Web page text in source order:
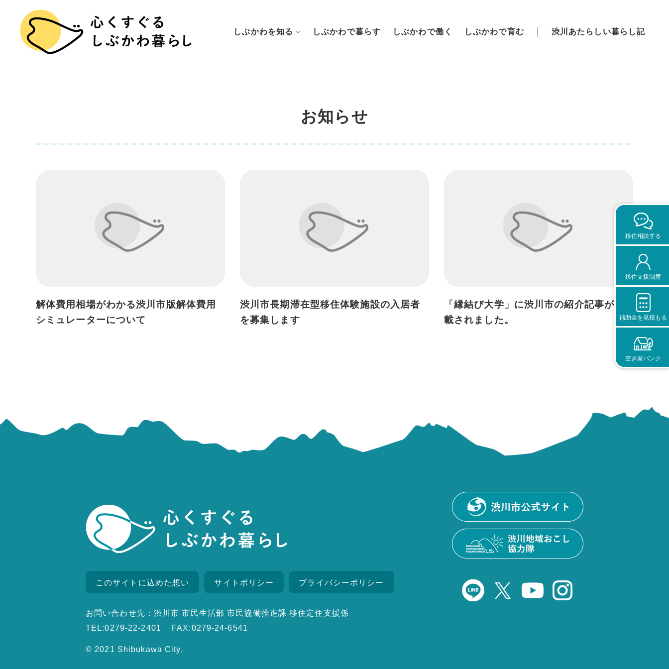
しぶかわを知る しぶかわで暮らす しぶかわで働く しぶかわで育む 渋川あたらしい暮らし記
お知らせ
解体費用相場がわかる渋川市版解体費用
シミュレーターについて
渋川市長期滞在型移住体験施設の入居者
を募集します
「縁結び大学」に渋川市の紹介記事が掲
載されました。
このサイトに込めた想い サイトポリシー プライバシーポリシー
お問い合わせ先：渋川市 市民生活部 市民協働推進課 移住定住支援係
TEL:0279-22-2401
FAX:0279-24-6541
© 2021 Shibukawa City.
移住相談する
移住支援制度
補助金を見積もる
空き家バンク